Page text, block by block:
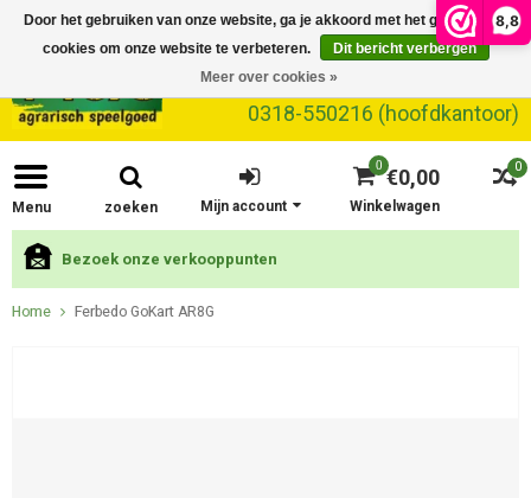
8,8
0318-550216 (hoofdkantoor)
Menu zoeken
0
0 €0,00
Winkelwagen
Mijn account
Bezoek onze verkooppunten
Home Ferbedo GoKart AR8G
Door het gebruiken van onze website, ga je akkoord met het gebruik van
cookies om onze website te verbeteren.
Dit bericht verbergen
Meer over cookies »